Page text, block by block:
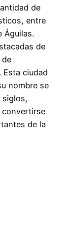
de
entre
Águilas.
de
de
ciudad
nombre se
siglos,
convertirse
de la